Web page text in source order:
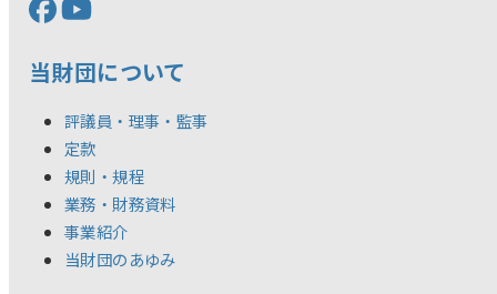
当財団について
評議員・理事・監事
定款
規則・規程
業務・財務資料
事業紹介
当財団のあゆみ